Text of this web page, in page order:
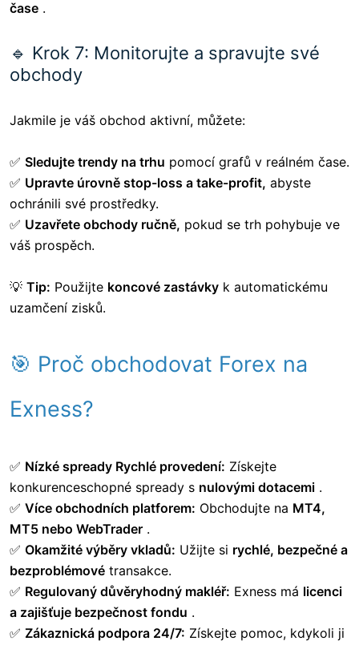
čase .
🔹 Krok 7: Monitorujte a spravujte své
obchody
Jakmile je váš obchod aktivní, můžete:
✅ Sledujte trendy na trhu pomocí grafů v reálném čase.
✅ Upravte úrovně stop-loss a take-profit, abyste
ochránili své prostředky.
✅ Uzavřete obchody ručně, pokud se trh pohybuje ve
váš prospěch.
💡 Tip: Použijte koncové zastávky k automatickému
uzamčení zisků.
🎯 Proč obchodovat Forex na
Exness?
✅ Nízké spready Rychlé provedení: Získejte
konkurenceschopné spready s nulovými dotacemi .
✅ Více obchodních platforem: Obchodujte na MT4,
MT5 nebo WebTrader .
✅ Okamžité výběry vkladů: Užijte si rychlé, bezpečné a
bezproblémové transakce.
✅ Regulovaný důvěryhodný makléř: Exness má licenci
a zajišťuje bezpečnost fondu .
✅ Zákaznická podpora 24/7: Získejte pomoc, kdykoli ji